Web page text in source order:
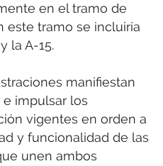
en el tramo de
este tramo se incluiría
la A-15.
manifiestan
impulsar los
vigentes en orden a
y funcionalidad de las
unen ambos